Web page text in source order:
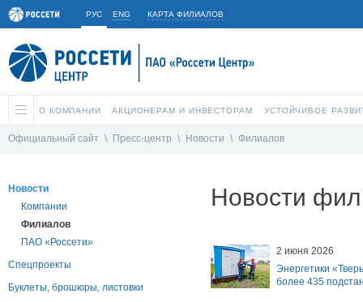
РУС ENG КАРТА ФИЛИАЛОВ
О КОМПАНИИ АКЦИОНЕРАМ И ИНВЕСТОРАМ УСТОЙЧИВОЕ
Официальный сайт \ Пресс-центр \ Новости \ Филиалов
Новости
Компании
Филиалов
ПАО «Россети»
Спецпроекты
Буклеты, брошюры, листовки
Новости
2 июня 2026
Энергетики
более 435